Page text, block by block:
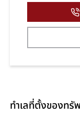
ทำเลที่ตั้งของทรั